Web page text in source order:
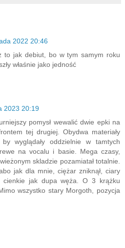
2022 20:46
to jak debiut, bo w tym samym roku
właśnie jako jedność
2023 20:19
pomysł wewalić dwie epki na
tej drugiej. Obydwa materiały
wyglądały oddzielnie w tamtych
na vocalu i basie. Mega czasy,
skladzie pozamiatał totalnie.
jak dla mnie, ciężar zniknął, ciary
cienkie jak dupa węża. O 3 krążku
wszystko stary Morgoth, pozycja